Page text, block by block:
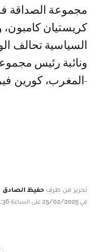
مجموعة الصداقة
كريستيان
السياسية تحالف
ونائبة رئيس
-المغرب، كورين
تحرير من طرف حفيظ الصادق
في 25/02/2025 على الساعة 14:36